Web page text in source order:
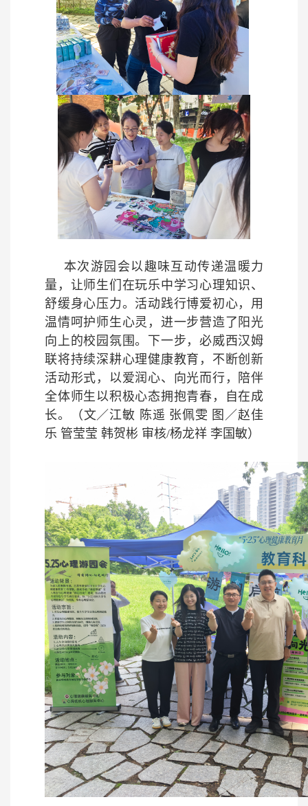
本次游园会以趣味互动传递温暖力
量，让师生们在玩乐中学习心理知识、
舒缓身心压力。活动践行博爱初心，用
温情呵护师生心灵，进一步营造了阳光
向上的校园氛围。下一步，必威西汉姆
联将持续深耕心理健康教育，不断创新
活动形式，以爱润心、向光而行，陪伴
全体师生以积极心态拥抱青春，自在成
长。（文／江敏 陈遥 张佩雯 图／赵佳
乐 管莹莹 韩贺彬 审核/杨龙祥 李国敏）